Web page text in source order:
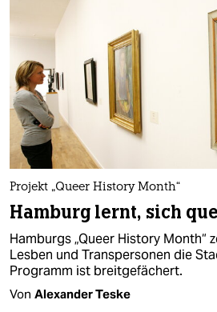
Projekt „Queer History Month“
Hamburg lernt, sich
Hamburgs „Queer History Month“
Lesben und Transpersonen die
Programm ist breitgefächert.
Von Alexander Teske